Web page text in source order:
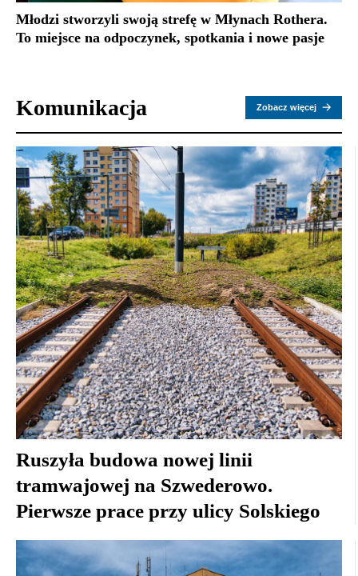
Młodzi stworzyli swoją strefę w Młynach Rothera.
To miejsce na odpoczynek, spotkania i nowe pasje
Komunikacja Zobacz więcej
Ruszyła budowa nowej linii
tramwajowej na Szwederowo.
Pierwsze prace przy ulicy Solskiego